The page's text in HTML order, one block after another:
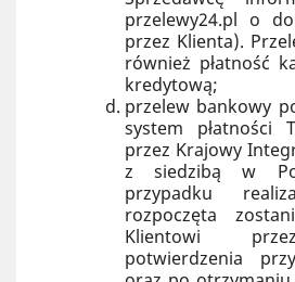
przelewy24.pl o
przez Klienta).
również płatność
kredytową;
przelew bankowy
system płatności
przez Krajowy
z siedzibą w
przypadku
rozpoczęta
Klientowi
potwierdzenia